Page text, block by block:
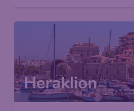
Heraklion